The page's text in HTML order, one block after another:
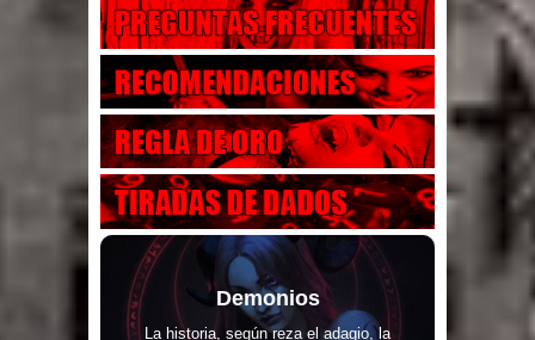
Demonios
La historia, según reza el adagio, la